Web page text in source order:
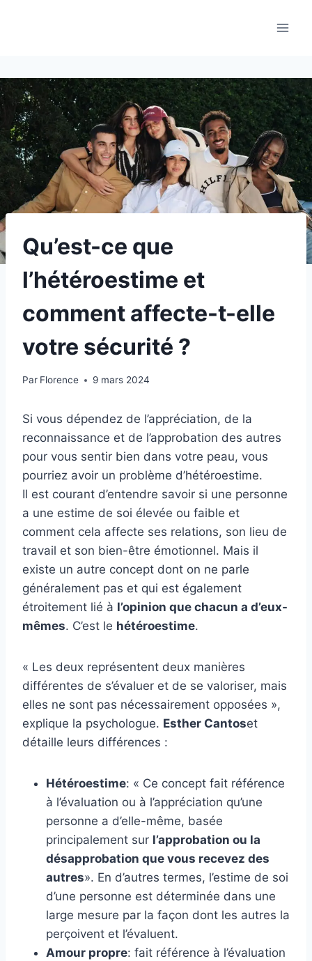
Qu’est-ce que
l’hétéroestime et
comment affecte-t-elle
votre sécurité ?
Par Florence 9 mars 2024
Si vous dépendez de l’appréciation, de la
reconnaissance et de l’approbation des autres
pour vous sentir bien dans votre peau, vous
pourriez avoir un problème d’hétéroestime.
Il est courant d’entendre savoir si une personne
a une estime de soi élevée ou faible et
comment cela affecte ses relations, son lieu de
travail et son bien-être émotionnel. Mais il
existe un autre concept dont on ne parle
généralement pas et qui est également
étroitement lié à l’opinion que chacun a d’eux-
mêmes. C’est le hétéroestime.
« Les deux représentent deux manières
différentes de s’évaluer et de se valoriser, mais
elles ne sont pas nécessairement opposées »,
explique la psychologue. Esther Cantoset
détaille leurs différences :
Hétéroestime: « Ce concept fait référence
à l’évaluation ou à l’appréciation qu’une
personne a d’elle-même, basée
principalement sur l’approbation ou la
désapprobation que vous recevez des
autres». En d’autres termes, l’estime de soi
d’une personne est déterminée dans une
large mesure par la façon dont les autres la
perçoivent et l’évaluent.
Amour propre: fait référence à l’évaluation